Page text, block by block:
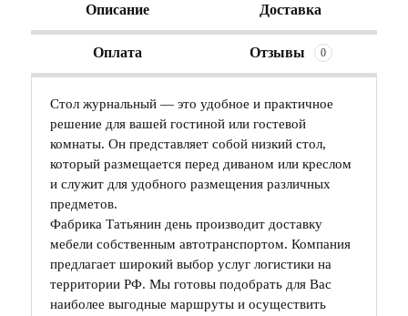
Описание Доставка
Оплата Отзывы 0
Стол журнальный — это удобное и практичное
решение для вашей гостиной или гостевой
комнаты. Он представляет собой низкий стол,
который размещается перед диваном или креслом
и служит для удобного размещения различных
предметов.
Фабрика Татьянин день производит доставку
мебели собственным автотранспортом. Компания
предлагает широкий выбор услуг логистики на
территории РФ. Мы готовы подобрать для Вас
наиболее выгодные маршруты и осуществить